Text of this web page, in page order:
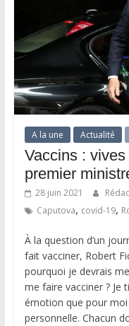
A la une Actualité
Vaccins : vives
premier
28 juin 2021
Caputova, covid-19,
À la question d’un
fait vacciner, Robert
pourquoi je devrais
me faire vacciner ? Je
émotion que pour
personnelle. Chacun